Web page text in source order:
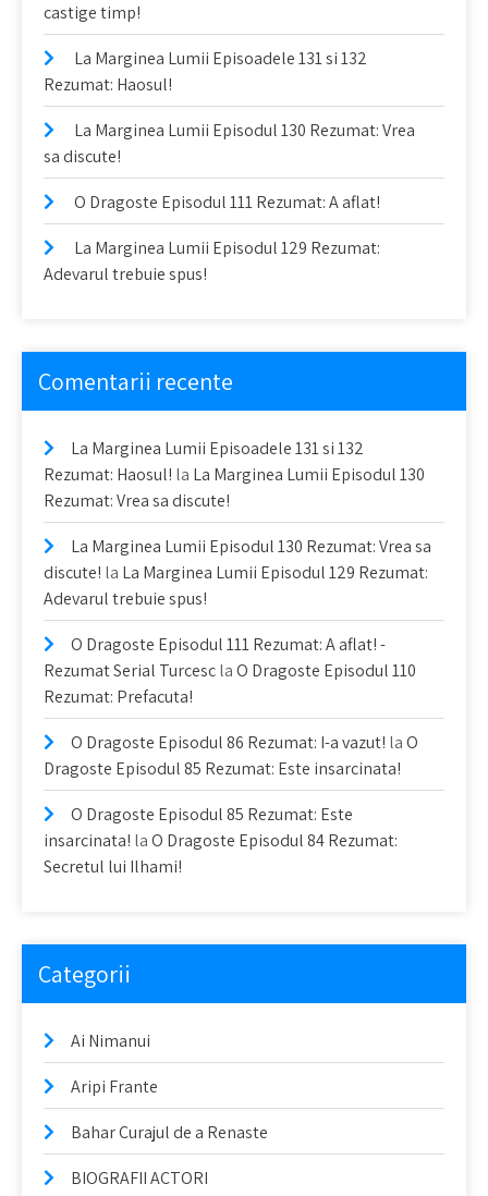
castige timp!
La Marginea Lumii Episoadele 131 si 132
Rezumat: Haosul!
La Marginea Lumii Episodul 130 Rezumat: Vrea
sa discute!
O Dragoste Episodul 111 Rezumat: A aflat!
La Marginea Lumii Episodul 129 Rezumat:
Adevarul trebuie spus!
Comentarii recente
La Marginea Lumii Episoadele 131 si 132
Rezumat: Haosul! la La Marginea Lumii Episodul 130
Rezumat: Vrea sa discute!
La Marginea Lumii Episodul 130 Rezumat: Vrea sa
discute! la La Marginea Lumii Episodul 129 Rezumat:
Adevarul trebuie spus!
O Dragoste Episodul 111 Rezumat: A aflat! -
Rezumat Serial TurcesclaO Dragoste Episodul 110
Rezumat: Prefacuta!
O Dragoste Episodul 86 Rezumat: I-a vazut! laO
Dragoste Episodul 85 Rezumat: Este insarcinata!
O Dragoste Episodul 85 Rezumat: Este
insarcinata! laO Dragoste Episodul 84 Rezumat:
Secretul lui Ilhami!
Categorii
Ai Nimanui
Aripi Frante
Bahar Curajul de a Renaste
BIOGRAFII ACTORI